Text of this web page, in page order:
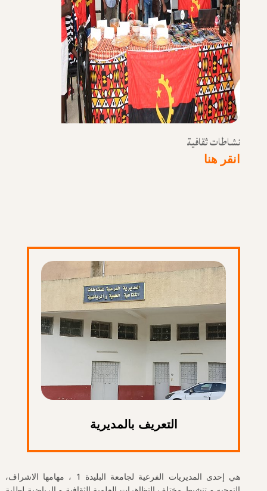
نشاطات ثقافية
انقر هنا
التعريف بالمديرية
هي إحدى المديريات الفرعية لجامعة البليدة 1 ، مهامها الاشراف،